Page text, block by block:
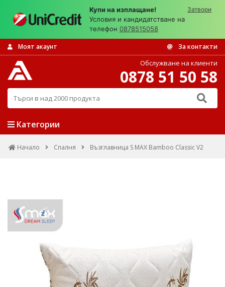
Купи на изплащане!
Условия и кандидатстване на
телефон 0878515058
Затвори
Моят акаунт За контакти
Търси в над 2000 продукта
Обслужване на клиенти
0878 51 50 58
Категории
Начало Спалня Възглавница S MAX Bamboo Classic V2